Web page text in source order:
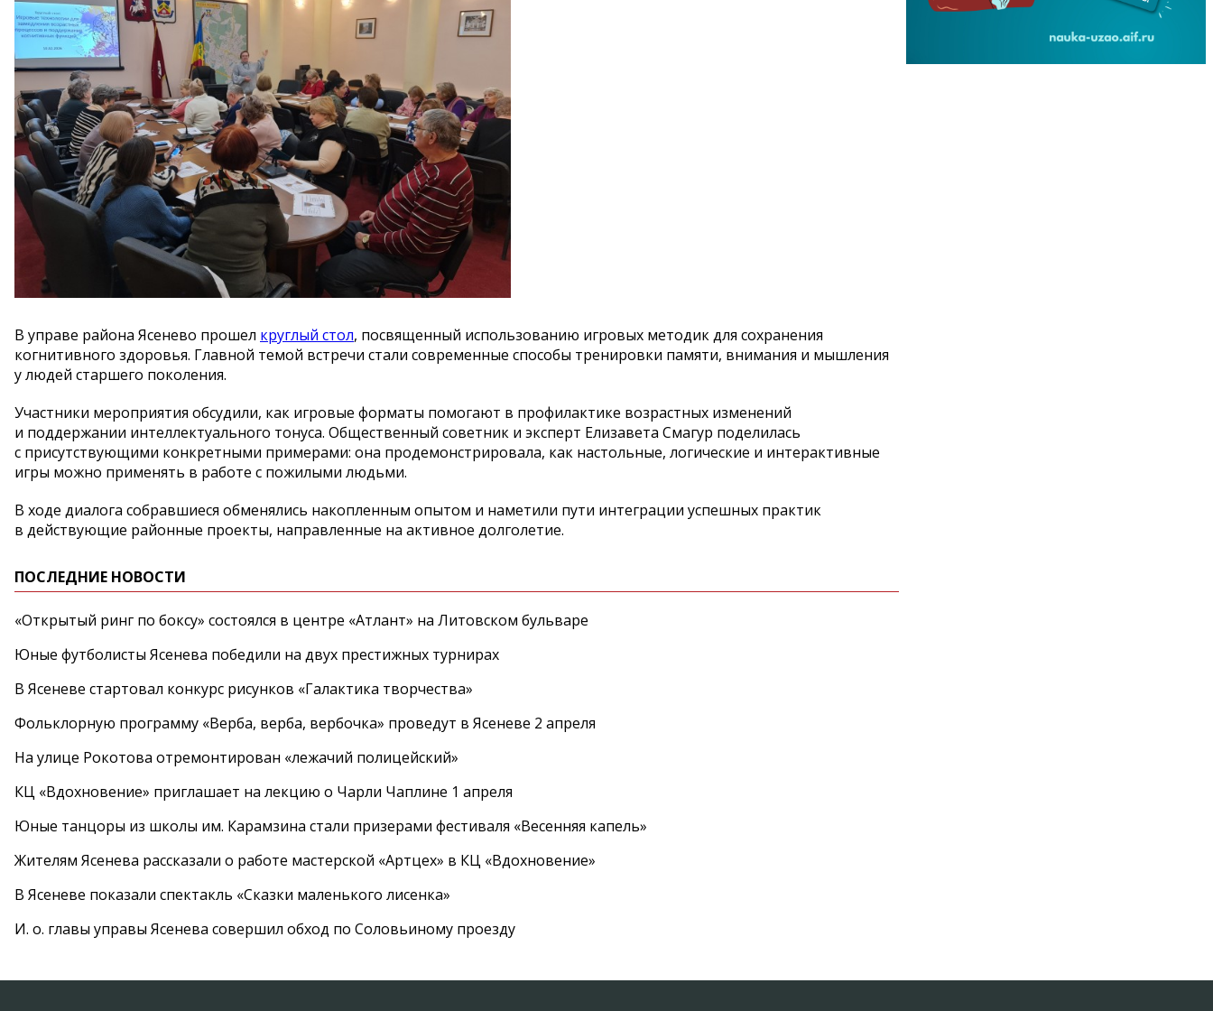
В управе района Ясенево прошел круглый стол, посвященный использованию игровых методик для сохранения
когнитивного здоровья. Главной темой встречи стали современные способы тренировки памяти, внимания и мышления
у людей старшего поколения.
Участники мероприятия обсудили, как игровые форматы помогают в профилактике возрастных изменений
и поддержании интеллектуального тонуса. Общественный советник и эксперт Елизавета Смагур поделилась
с присутствующими конкретными примерами: она продемонстрировала, как настольные, логические и интерактивные
игры можно применять в работе с пожилыми людьми.
В ходе диалога собравшиеся обменялись накопленным опытом и наметили пути интеграции успешных практик
в действующие районные проекты, направленные на активное долголетие.
ПОСЛЕДНИЕ НОВОСТИ
«Открытый ринг по боксу» состоялся в центре «Атлант» на Литовском бульваре
Юные футболисты Ясенева победили на двух престижных турнирах
В Ясеневе стартовал конкурс рисунков «Галактика творчества»
Фольклорную программу «Верба, верба, вербочка» проведут в Ясеневе 2 апреля
На улице Рокотова отремонтирован «лежачий полицейский»
КЦ «Вдохновение» приглашает на лекцию о Чарли Чаплине 1 апреля
Юные танцоры из школы им. Карамзина стали призерами фестиваля «Весенняя капель»
Жителям Ясенева рассказали о работе мастерской «Артцех» в КЦ «Вдохновение»
В Ясеневе показали спектакль «Сказки маленького лисенка»
И. о. главы управы Ясенева совершил обход по Соловьиному проезду